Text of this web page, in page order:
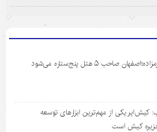
صاحب ۵ هتل پنج‌ستاره می‌شود
یکی از مهم‌ترین ابزارهای توسعه
کیش است